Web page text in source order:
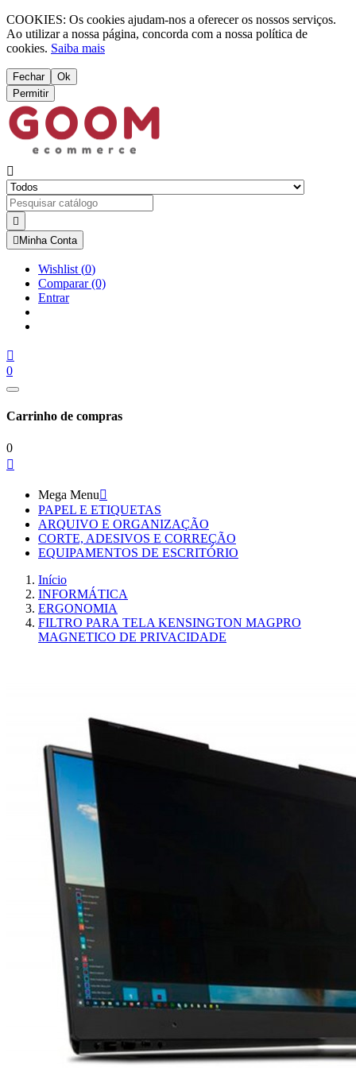
COOKIES: Os cookies ajudam-nos a oferecer os nossos serviços.
Ao utilizar a nossa página, concorda com a nossa política de
cookies. Saiba mais
Fechar
Ok
Permitir


 Minha Conta
Wishlist (0)
Comparar(0)
Entrar

0
Carrinho de compras
0

Mega Menu
PAPEL E ETIQUETAS
ARQUIVO E ORGANIZAÇÃO
CORTE, ADESIVOS E CORREÇÃO
EQUIPAMENTOS DE ESCRITÓRIO
Início
INFORMÁTICA
ERGONOMIA
FILTRO PARA TELA KENSINGTON MAGPRO
MAGNETICO DE PRIVACIDADE